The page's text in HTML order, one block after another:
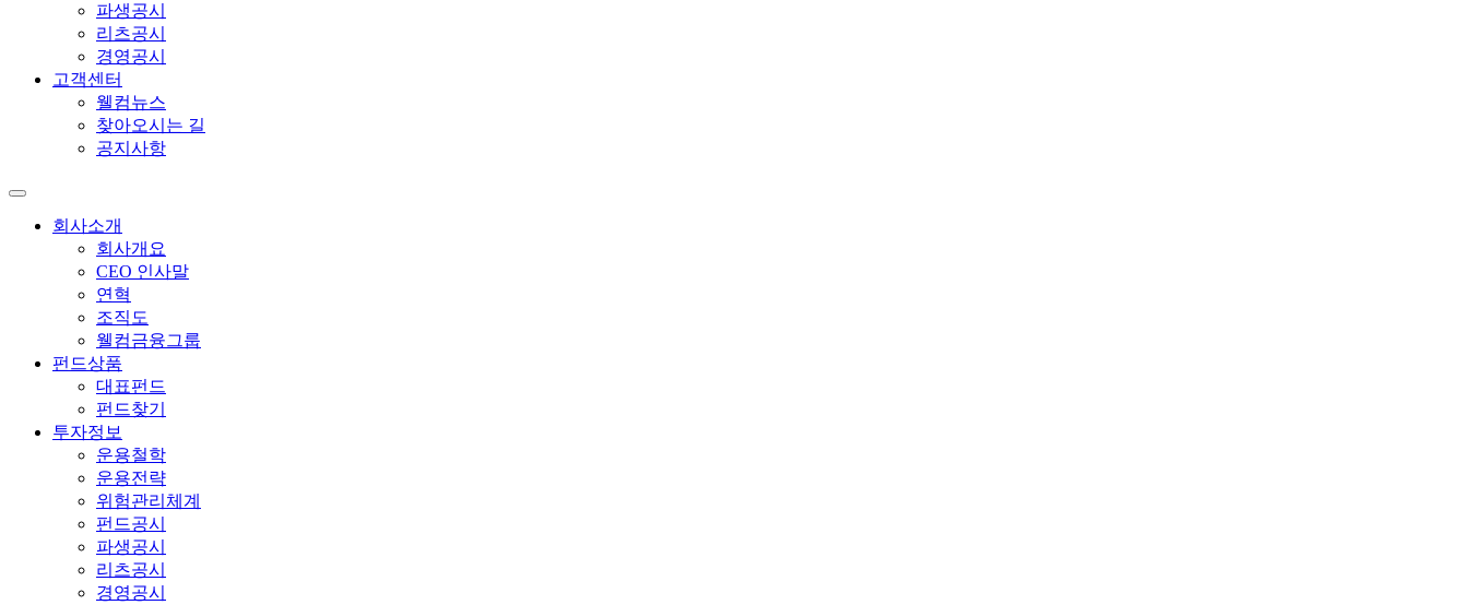
파생공시
리츠공시
경영공시
고객센터
웰컴뉴스
찾아오시는 길
공지사항
회사소개
회사개요
CEO 인사말
연혁
조직도
웰컴금융그룹
펀드상품
대표펀드
펀드찾기
투자정보
운용철학
운용전략
위험관리체계
펀드공시
파생공시
리츠공시
경영공시